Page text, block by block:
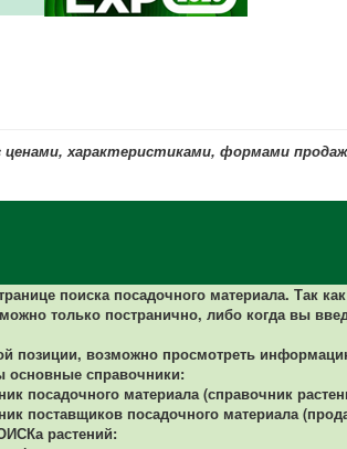
характеристиками, формами
поиска посадочного материала. Так
только постранично, либо когда вы
позиции, возможно просмотреть
основные справочники:
посадочного материала (справочник
поставщиков посадочного материала
растений: